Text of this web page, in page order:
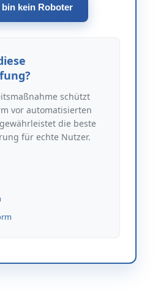
bin kein Roboter
schützt
vor automatisierten
die beste
für echte Nutzer.